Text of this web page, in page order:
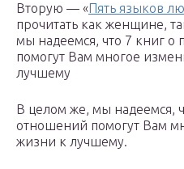
Вторую — «Пять языков
прочитать как женщине,
мы надеемся, что 7 книг о
помогут Вам многое
лучшему
В целом же, мы надеемся,
отношений помогут Вам
жизни к лучшему.